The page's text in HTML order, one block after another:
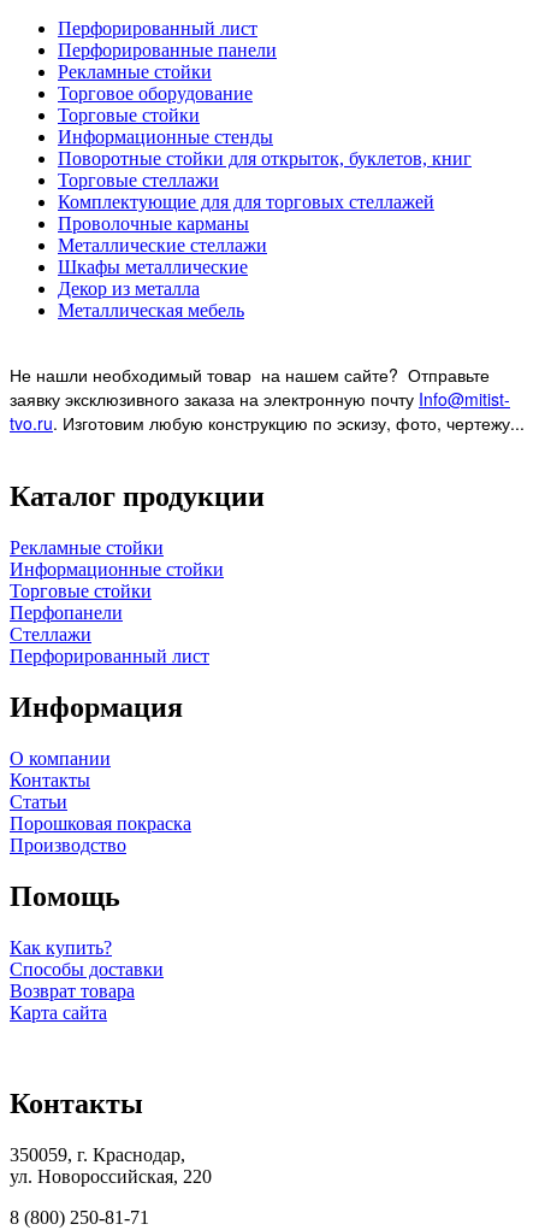
Перфорированный лист
Перфорированные панели
Рекламные стойки
Торговое оборудование
Торговые стойки
Информационные стенды
Поворотные стойки для открыток, буклетов, книг
Торговые стеллажи
Комплектующие для для торговых стеллажей
Проволочные карманы
Металлические стеллажи
Шкафы металлические
Декор из металла
Металлическая мебель
Не нашли необходимый товар на нашем сайте? Отправьте
заявку эксклюзивного заказа на электронную почту Info@mitist-
tvo.ru. Изготовим любую конструкцию по эскизу, фото, чертежу...
Каталог продукции
Рекламные стойки
Информационные стойки
Торговые стойки
Перфопанели
Стеллажи
Перфорированный лист
Информация
О компании
Контакты
Статьи
Порошковая покраска
Производство
Помощь
Как купить?
Способы доставки
Возврат товара
Карта сайта
Контакты
350059, г. Краснодар,
ул. Новороссийская, 220
8 (800) 250-81-71